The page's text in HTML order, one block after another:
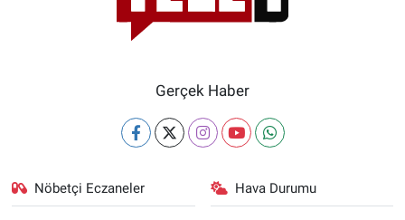
Gerçek Haber
Nöbetçi Eczaneler Hava Durumu